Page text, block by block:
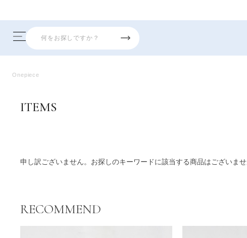
Onepiece
ITEMS
商品一覧
申し訳ございません。お探しのキーワードに該当する商品はございませ
RECOMMEND